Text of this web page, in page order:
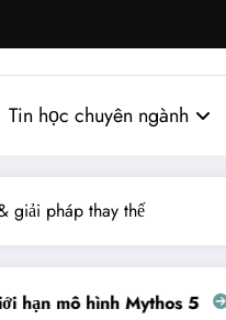
Tin học chuyên ngành
giải pháp thay thế
mô hình Mythos 5